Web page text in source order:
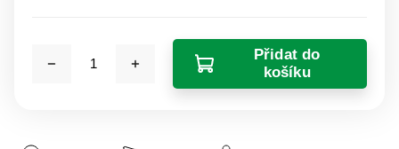
Přidat do
košíku